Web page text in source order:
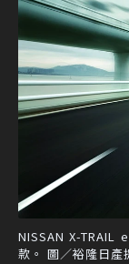
NISSAN X-TRAIL
款。 圖／裕隆日產